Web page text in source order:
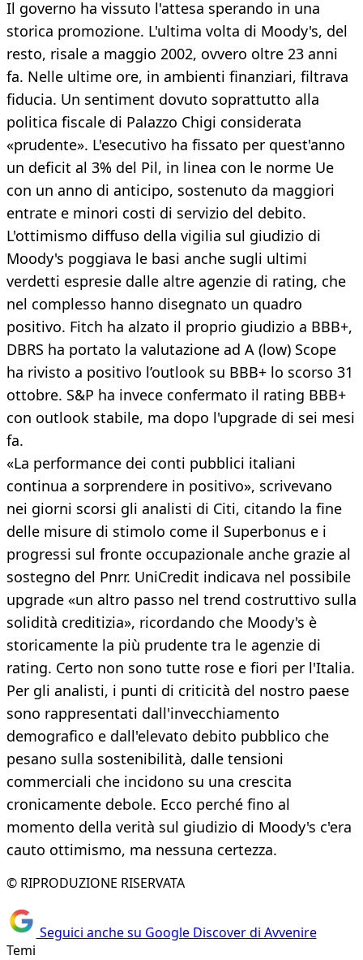
Il governo ha vissuto l'attesa sperando in una
storica promozione. L'ultima volta di Moody's, del
resto, risale a maggio 2002, ovvero oltre 23 anni
fa. Nelle ultime ore, in ambienti finanziari, filtrava
fiducia. Un sentiment dovuto soprattutto alla
politica fiscale di Palazzo Chigi considerata
«prudente». L'esecutivo ha fissato per quest'anno
un deficit al 3% del Pil, in linea con le norme Ue
con un anno di anticipo, sostenuto da maggiori
entrate e minori costi di servizio del debito.
L'ottimismo diffuso della vigilia sul giudizio di
Moody's poggiava le basi anche sugli ultimi
verdetti espresie dalle altre agenzie di rating, che
nel complesso hanno disegnato un quadro
positivo. Fitch ha alzato il proprio giudizio a BBB+,
DBRS ha portato la valutazione ad A (low) Scope
ha rivisto a positivo l’outlook su BBB+ lo scorso 31
ottobre. S&P ha invece confermato il rating BBB+
con outlook stabile, ma dopo l'upgrade di sei mesi
fa.
«La performance dei conti pubblici italiani
continua a sorprendere in positivo», scrivevano
nei giorni scorsi gli analisti di Citi, citando la fine
delle misure di stimolo come il Superbonus e i
progressi sul fronte occupazionale anche grazie al
sostegno del Pnrr. UniCredit indicava nel possibile
upgrade «un altro passo nel trend costruttivo sulla
solidità creditizia», ricordando che Moody's è
storicamente la più prudente tra le agenzie di
rating. Certo non sono tutte rose e fiori per l'Italia.
Per gli analisti, i punti di criticità del nostro paese
sono rappresentati dall'invecchiamento
demografico e dall'elevato debito pubblico che
pesano sulla sostenibilità, dalle tensioni
commerciali che incidono su una crescita
cronicamente debole. Ecco perché fino al
momento della verità sul giudizio di Moody's c'era
cauto ottimismo, ma nessuna certezza.
© RIPRODUZIONE RISERVATA
Seguici anche su Google Discover di Avvenire
Temi